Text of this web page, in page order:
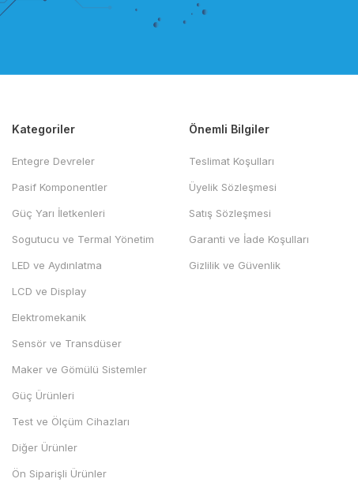
Kategoriler
Entegre Devreler
Pasif Komponentler
Güç Yarı İletkenleri
Sogutucu ve Termal Yönetim
LED ve Aydınlatma
LCD ve Display
Elektromekanik
Sensör ve Transdüser
Maker ve Gömülü Sistemler
Güç Ürünleri
Test ve Ölçüm Cihazları
Diğer Ürünler
Ön Siparişli Ürünler
Önemli Bilgiler
Teslimat Koşulları
Üyelik Sözleşmesi
Satış Sözleşmesi
Garanti ve İade Koşulları
Gizlilik ve Güvenlik